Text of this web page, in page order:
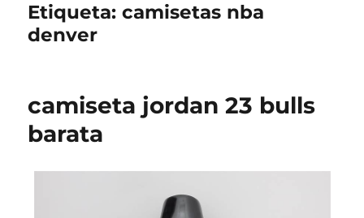
Etiqueta:camisetas nba
denver
camiseta jordan 23 bulls
barata